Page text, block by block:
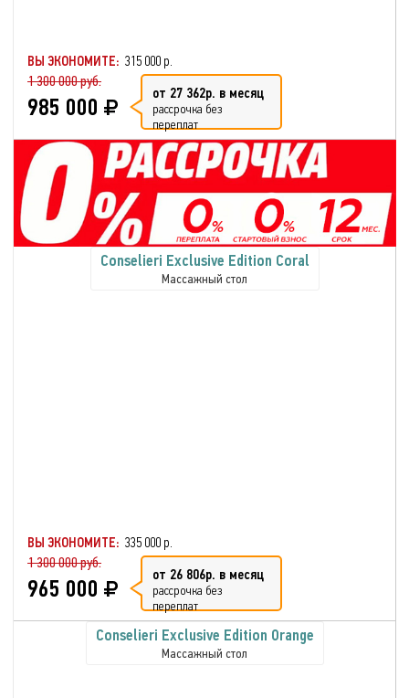
ВЫ ЭКОНОМИТЕ: 315 000 р.
1 300 000 руб.
985 000 от 27 362р. в месяц
рассрочка без
переплат
Conselieri Exclusive Edition Coral
Массажный стол
ВЫ ЭКОНОМИТЕ: 335 000 р.
1 300 000 руб.
965 000 от 26 806р. в месяц
рассрочка без
переплат
Conselieri Exclusive Edition Orange
Массажный стол